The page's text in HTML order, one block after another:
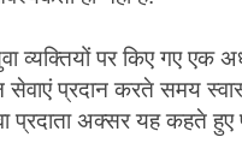
व्यक्तियों पर किए गए एक
सेवाएं प्रदान करते समय
प्रदाता अक्सर यह कहते हुए